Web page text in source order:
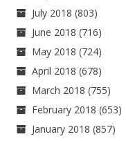
July 2018 (803)
June 2018 (716)
May 2018 (724)
April 2018 (678)
March 2018 (755)
February 2018 (653)
January 2018 (857)